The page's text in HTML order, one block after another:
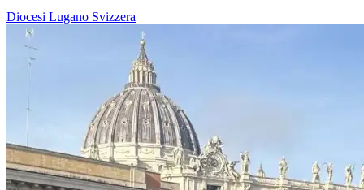
Diocesi Lugano Svizzera